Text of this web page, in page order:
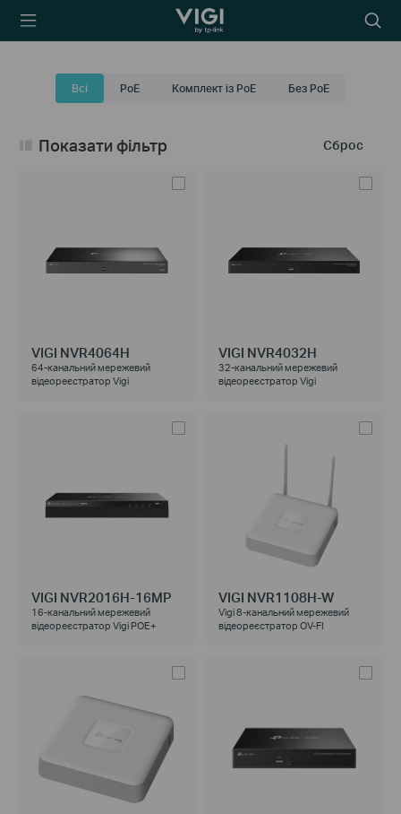
TP-Link, Reliably
Пошук
Всі PoE Комплект із PoE Без PoE
Сброс
Показати фільтр
VIGI NVR4064H
64-канальний мережевий
відеореєстратор Vigi
VIGI NVR4032H
32-канальний мережевий
відеореєстратор Vigi
VIGI NVR2016H-16MP
16-канальний мережевий
відеореєстратор Vigi POE+
VIGI NVR1108H-W
Vigi 8-канальний мережевий
відеореєстратор OV-FI